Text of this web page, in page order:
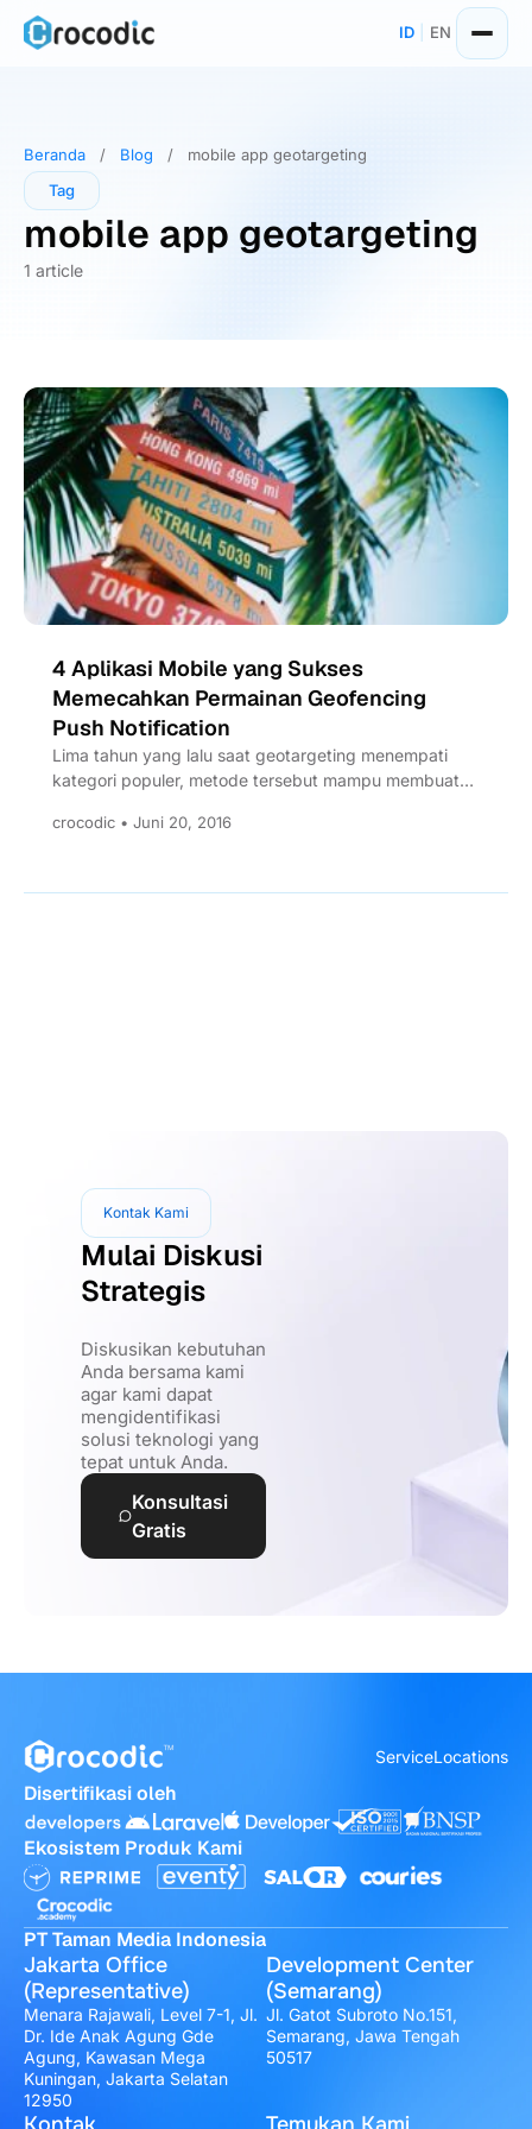
Skip
ID EN
Beranda / Blog /
mobile app geotargeting
Tag
mobile app geotargeting
1 article
4 Aplikasi Mobile yang Sukses
Memecahkan Permainan Geofencing
Push Notification
Lima tahun yang lalu saat geotargeting menempati
kategori populer, metode tersebut mampu membuat
crocodic • Juni 20, 2016
Kontak Kami
Mulai Diskusi
Strategis
Diskusikan kebutuhan
Anda bersama kami
agar kami dapat
mengidentifikasi
solusi teknologi yang
tepat untuk Anda.
Konsultasi
Gratis
ServiceLocations
Disertifikasi oleh
Ekosistem Produk Kami
PT Taman Media Indonesia
Jakarta Office
(Representative)
Menara Rajawali, Level 7-1, Jl.
Dr. Ide Anak Agung Gde
Agung, Kawasan Mega
Kuningan, Jakarta Selatan
12950
Development Center
(Semarang)
Jl. Gatot Subroto No.151,
Semarang, Jawa Tengah
50517